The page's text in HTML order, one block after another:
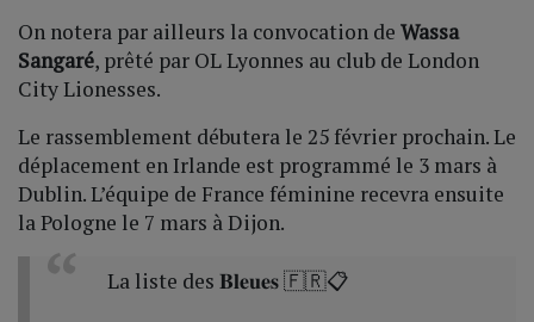
On notera par ailleurs la convocation de Wassa
Sangaré, prêté par OL Lyonnes au club de London
City Lionesses.
Le rassemblement débutera le 25 février prochain. Le
déplacement en Irlande est programmé le 3 mars à
Dublin. L’équipe de France féminine recevra ensuite
la Pologne le 7 mars à Dijon.
La liste des 𝐁𝐥𝐞𝐮𝐞𝐬 🇫🇷📋